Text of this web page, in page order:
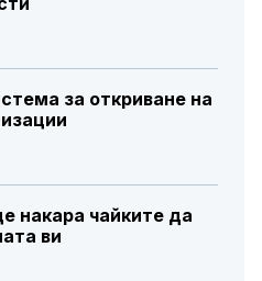
за откриване на
накара чайките да
ви